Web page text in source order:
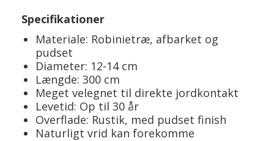
Specifikationer
Materiale: Robinietræ, afbarket og
pudset
Diameter: 12-14 cm
Længde: 300 cm
Meget velegnet til direkte jordkontakt
Levetid: Op til 30 år
Overflade: Rustik, med pudset finish
Naturligt vrid kan forekomme